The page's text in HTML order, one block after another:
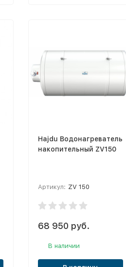
Hajdu Водонагреватель
накопительный ZV150
Артикул: ZV 150
68 950 руб.
В наличии